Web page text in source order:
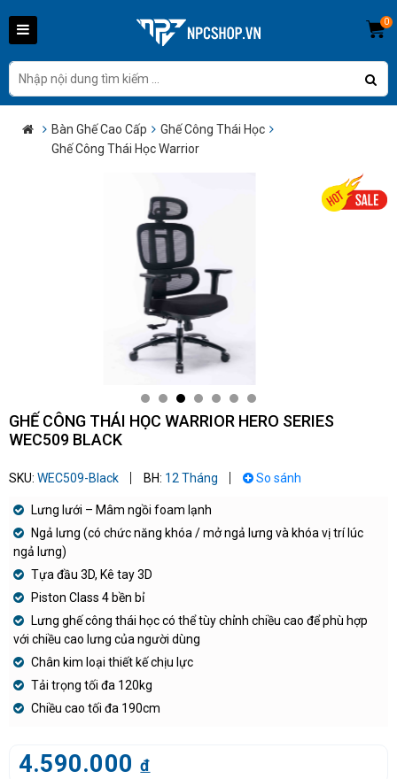
0
Bàn Ghế Cao Cấp
Ghế Công Thái Học
Ghế Công Thái Học Warrior
GHẾ CÔNG THÁI HỌC WARRIOR HERO SERIES
WEC509 BLACK
SKU: WEC509-Black BH: 12 Tháng So sánh
Lưng lưới – Mâm ngồi foam lạnh
Ngả lưng (có chức năng khóa / mở ngả lưng và khóa vị trí lúc
ngả lưng)
Tựa đầu 3D, Kê tay 3D
Piston Class 4 bền bỉ
Lưng ghế công thái học có thể tùy chỉnh chiều cao để phù hợp
với chiều cao lưng của người dùng
Chân kim loại thiết kế chịu lực
Tải trọng tối đa 120kg
Chiều cao tối đa 190cm
4.590.000 đ